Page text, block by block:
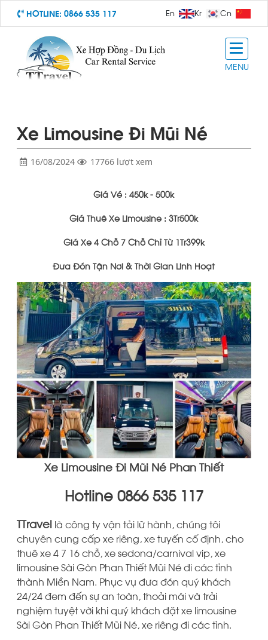
HOTLINE:0866 535 117 En Kr Cn
MENU
Xe Limousine Đi Mũi Né
16/08/2024 17766 lượt xem
Giá Vé : 450k - 500k
Giá Thuê Xe Limousine : 3Tr500k
Giá Xe 4 Chỗ 7 Chỗ Chỉ Từ 1Tr399k
Đưa Đón Tận Nơi & Thời Gian Linh Hoạt
Xe Limousine Đi Mũi Né Phan Thiết
Hotline 0866 535 117
TTravel là công ty vận tải lữ hành, chúng tôi
chuyên cung cấp xe riêng, xe tuyến cố định, cho
thuê xe 4 7 16 chỗ, xe sedona/carnival vip, xe
limousine Sài Gòn Phan Thiết Mũi Né đi các tỉnh
thành Miền Nam. Phục vụ đưa đón quý khách
24/24 đem đến sự an toàn, thoải mái và trải
nghiệm tuyệt vời khi quý khách đặt xe limousine
Sài Gòn Phan Thiết Mũi Né, xe riêng đi các tỉnh.